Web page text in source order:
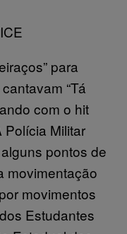
para
“Tá
com o hit
Polícia Militar
pontos de
movimentação
movimentos
Estudantes